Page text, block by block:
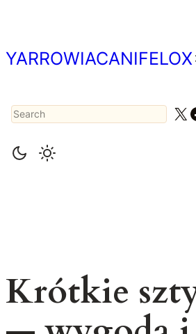
treści
YARROWIACANIFELOX
Search X
Krótkie